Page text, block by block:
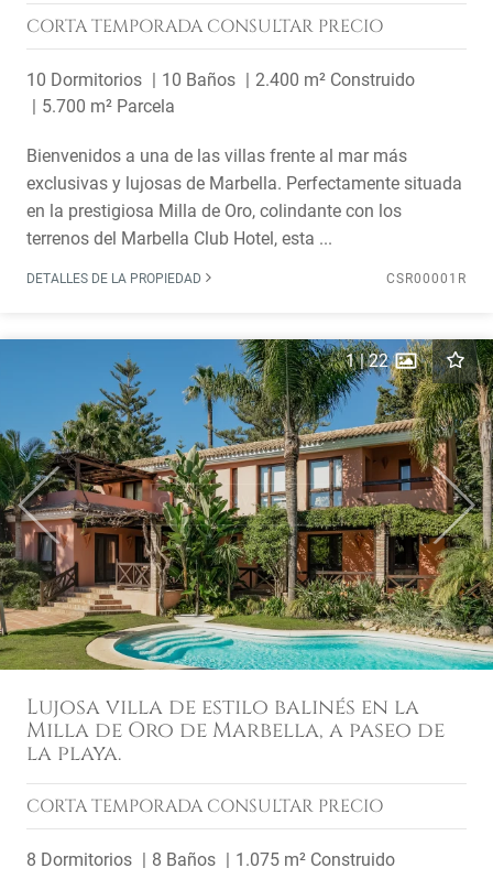
CORTA TEMPORADA CONSULTAR PRECIO
10 Dormitorios 10 Baños
2.400 m² Construido
5.700 m² Parcela
Bienvenidos a una de las villas frente al mar más
exclusivas y lujosas de Marbella. Perfectamente situada
en la prestigiosa Milla de Oro, colindante con los
terrenos del Marbella Club Hotel, esta ...
DETALLES DE LA PROPIEDAD CSR00001R
Previous Next
1|22
Lujosa villa de estilo balinés en la
Milla de Oro de Marbella, a paseo de
la playa.
CORTA TEMPORADA CONSULTAR PRECIO
8 Dormitorios 8 Baños
1.075 m² Construido